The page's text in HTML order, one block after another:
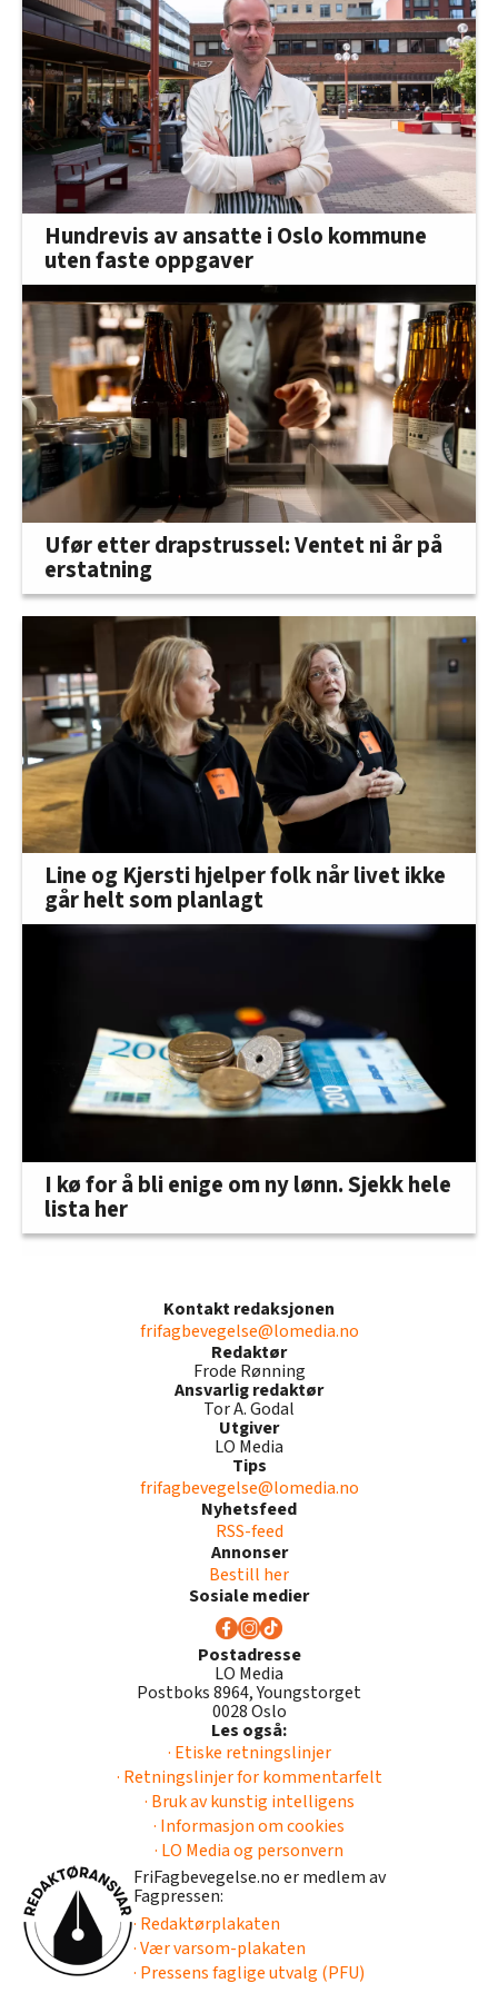
Hundrevis av ansatte i Oslo kommune
uten faste oppgaver
Ufør etter drapstrussel: Ventet ni år på
erstatning
Line og Kjersti hjelper folk når livet ikke
går helt som planlagt
I kø for å bli enige om ny lønn. Sjekk hele
lista her
Kontakt redaksjonen
frifagbevegelse@lomedia.no
Redaktør
Frode Rønning
Ansvarlig redaktør
Tor A. Godal
Utgiver
LO Media
Tips
frifagbevegelse@lomedia.no
Nyhetsfeed
RSS-feed
Annonser
Bestill her
Sosiale medier
Postadresse
LO Media
Postboks 8964, Youngstorget
0028 Oslo
Les også:
· Etiske retningslinjer
· Retningslinjer for kommentarfelt
· Bruk av kunstig intelligens
· Informasjon om cookies
· LO Media og personvern
FriFagbevegelse.no er medlem av
Fagpressen:
· Redaktørplakaten
· Vær varsom-plakaten
· Pressens faglige utvalg (PFU)